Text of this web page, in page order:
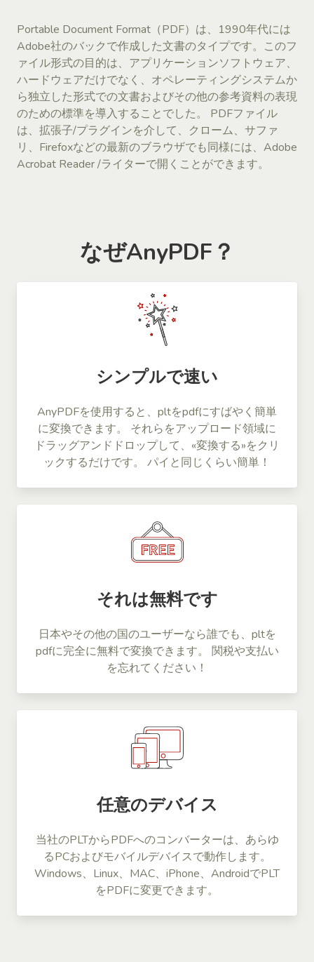
Portable Document Format（PDF）は、1990年代には
Adobe社のバックで作成した文書のタイプです。このフ
ァイル形式の目的は、アプリケーションソフトウェア、
ハードウェアだけでなく、オペレーティングシステムか
ら独立した形式での文書およびその他の参考資料の表現
のための標準を導入することでした。 PDFファイル
は、拡張子/プラグインを介して、クローム、サファ
リ、Firefoxなどの最新のブラウザでも同様には、Adobe
Acrobat Reader /ライターで開くことができます。
なぜAnyPDF？
シンプルで速い
AnyPDFを使用すると、pltをpdfにすばやく簡単
に変換できます。 それらをアップロード領域に
ドラッグアンドドロップして、«変換する»をクリ
ックするだけです。 パイと同じくらい簡単！
それは無料です
日本やその他の国のユーザーなら誰でも、pltを
pdfに完全に無料で変換できます。 関税や支払い
を忘れてください！
任意のデバイス
当社のPLTからPDFへのコンバーターは、あらゆ
るPCおよびモバイルデバイスで動作します。
Windows、Linux、MAC、iPhone、AndroidでPLT
をPDFに変更できます。